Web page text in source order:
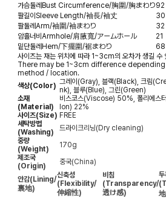
가슴둘레 Bust Circumference/胸圍/胸まわり92
팔길이 Sleeve Length/袖長/袖丈
30
팔둘레 Arm/袖圍/袖まわり
32
암홀너비 Armhole/肩腋寬/アームホール
21
밑단둘레 Hem/下擺圍/裾まわり
68
사이즈는 재는 위치에 따라 1~3cm의 오차가 생길 수
There may be 1~3cm difference
method / location.
색상(Color) 그레이(Gray), 블랙(Black), 크림
nk), 블루(Blue), 그린(Green)
소재
(Material)
비스코스(Viscose) 50%, 폴리에
lon) 22%
사이즈(Size) FREE
세탁방법
(Washing)
드라이크리닝(Dry cleaning)
중량
(Weight)
170g
제조국
(Origin)
중국(China)
안감(Lining/
裏地)
신축성
(Flexibility/
伸縮性)
비침
(Transparency/
透け感)